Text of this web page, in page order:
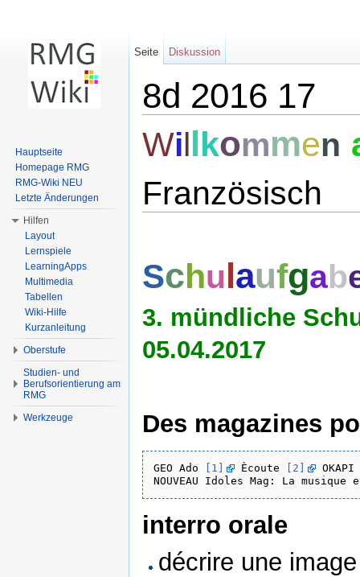
8d 2016 17
Willkommen
Französisch
Schulaufgab
3. mündliche
05.04.2017
Des magazines
GEO Ado [1] Ècoute [2]
OKAPI
NOUVEAU Idoles Mag: La
interro orale
décrire une image
Seite Diskussion
Hauptseite
Homepage RMG
RMG-Wiki NEU
Letzte Änderungen
Hilfen
Layout
Lernspiele
LearningApps
Multimedia
Tabellen
Wiki-Hilfe
Kurzanleitung
Oberstufe
Studien- und
Berufsorientierung am
RMG
Werkzeuge